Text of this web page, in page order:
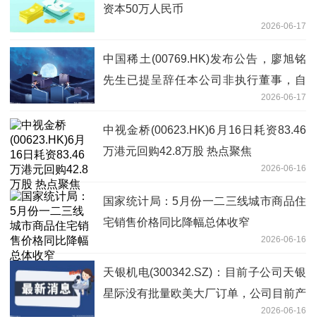
资本50万人民币
2026-06-17
中国稀土(00769.HK)发布公告，廖旭铭
先生已提呈辞任本公司非执行董事，自
2026-06-17
中视金桥(00623.HK)6月16日耗资83.46
万港元回购42.8万股 热点聚焦
2026-06-16
国家统计局：5月份一二三线城市商品住
宅销售价格同比降幅总体收窄
2026-06-16
天银机电(300342.SZ)：目前子公司天银
星际没有批量欧美大厂订单，公司目前产
2026-06-16